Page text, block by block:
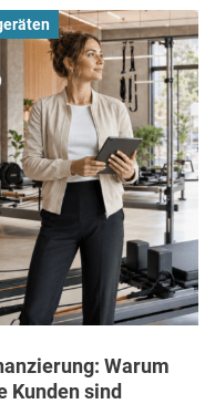
Warum
Kunden sind